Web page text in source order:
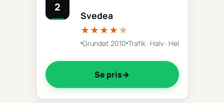
2
Svedea
★★★★★
Grundat 2010 Trafik · Halv · Hel
Se pris